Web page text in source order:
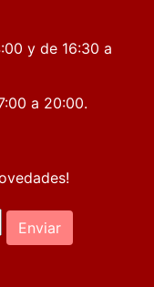
y de 16:30 a
a 20:00.
Enviar